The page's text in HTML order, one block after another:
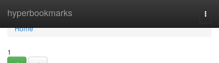
hyperbookmarks
Home
Home
1